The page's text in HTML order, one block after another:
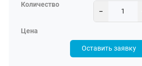
−
Оставить заявку